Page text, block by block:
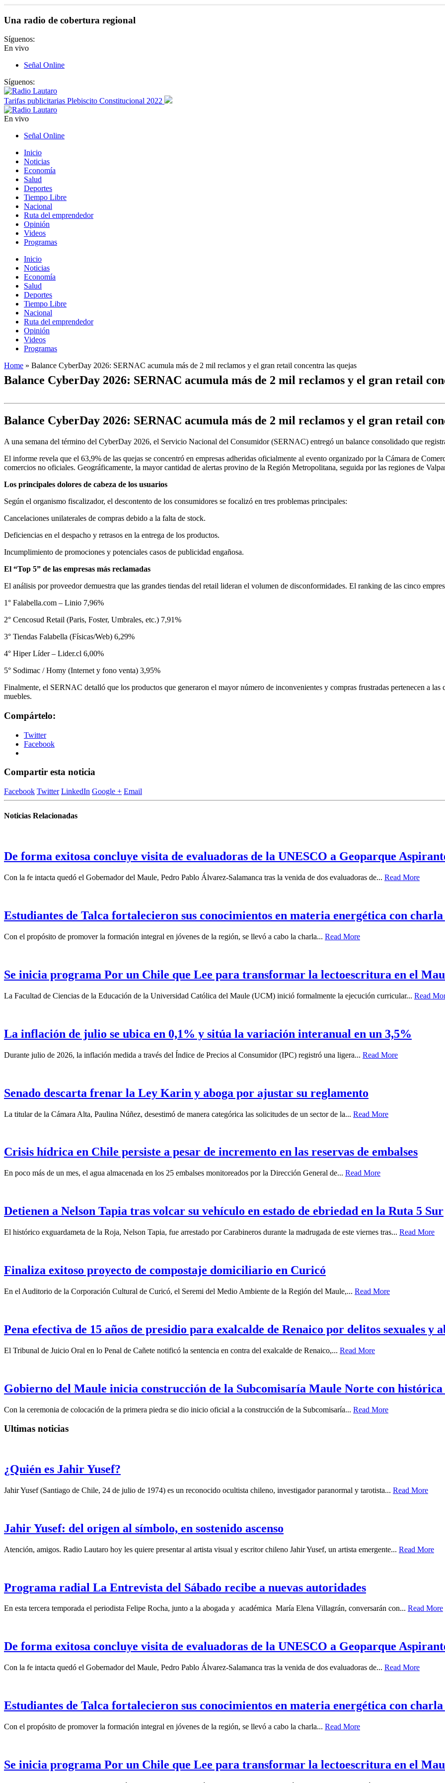
Una radio de cobertura regional
Síguenos:
En vivo
Señal Online
Síguenos:
Tarifas publicitarias Plebiscito Constitucional 2022
En vivo
Señal Online
Inicio
Noticias
Economía
Salud
Deportes
Tiempo Libre
Nacional
Ruta del emprendedor
Opinión
Videos
Programas
Inicio
Noticias
Economía
Salud
Deportes
Tiempo Libre
Nacional
Ruta del emprendedor
Opinión
Videos
Programas
Home » Balance CyberDay 2026: SERNAC acumula más de 2 mil reclamos y el gran retail concentra las quejas
Balance CyberDay 2026: SERNAC acumula más de 2 mil reclamos y el gran retail
Balance CyberDay 2026: SERNAC acumula más de 2 mil reclamos y el gran retail
A una semana del término del CyberDay 2026, el Servicio Nacional del Consumidor (SERNAC) entregó un balance consolidado que
El informe revela que el 63,9% de las quejas se concentró en empresas adheridas oficialmente al evento organizado por la Cámara de
comercios no oficiales. Geográficamente, la mayor cantidad de alertas provino de la Región Metropolitana, seguida por las regiones de
Los principales dolores de cabeza de los usuarios
Según el organismo fiscalizador, el descontento de los consumidores se focalizó en tres problemas principales:
Cancelaciones unilaterales de compras debido a la falta de stock.
Deficiencias en el despacho y retrasos en la entrega de los productos.
Incumplimiento de promociones y potenciales casos de publicidad engañosa.
El “Top 5” de las empresas más reclamadas
El análisis por proveedor demuestra que las grandes tiendas del retail lideran el volumen de disconformidades. El ranking de las cinco
1° Falabella.com – Linio 7,96%
2° Cencosud Retail (Paris, Foster, Umbrales, etc.) 7,91%
3° Tiendas Falabella (Físicas/Web) 6,29%
4° Hiper Líder – Lider.cl 6,00%
5° Sodimac / Homy (Internet y fono venta) 3,95%
Finalmente, el SERNAC detalló que los productos que generaron el mayor número de inconvenientes y compras frustradas pertenecen a las
muebles.
Compártelo:
Twitter
Facebook
Compartir esta noticia
Facebook Twitter LinkedIn Google + Email
Noticias Relacionadas
De forma exitosa concluye visita de evaluadoras de la UNESCO a Geoparque
Con la fe intacta quedó el Gobernador del Maule, Pedro Pablo Álvarez-Salamanca tras la venida de dos evaluadoras de... Read More
Estudiantes de Talca fortalecieron sus conocimientos en materia energética con
Con el propósito de promover la formación integral en jóvenes de la región, se llevó a cabo la charla... Read More
Se inicia programa Por un Chile que Lee para transformar la lectoescritura en el
La Facultad de Ciencias de la Educación de la Universidad Católica del Maule (UCM) inició formalmente la ejecución curricular... Read
La inflación de julio se ubica en 0,1% y sitúa la variación interanual en un 3,5%
Durante julio de 2026, la inflación medida a través del Índice de Precios al Consumidor (IPC) registró una ligera... Read More
Senado descarta frenar la Ley Karin y aboga por ajustar su reglamento
La titular de la Cámara Alta, Paulina Núñez, desestimó de manera categórica las solicitudes de un sector de la... Read More
Crisis hídrica en Chile persiste a pesar de incremento en las reservas de embalses
En poco más de un mes, el agua almacenada en los 25 embalses monitoreados por la Dirección General de... Read More
Detienen a Nelson Tapia tras volcar su vehículo en estado de ebriedad en la Ruta 5 Sur
El histórico exguardameta de la Roja, Nelson Tapia, fue arrestado por Carabineros durante la madrugada de este viernes tras... Read More
Finaliza exitoso proyecto de compostaje domiciliario en Curicó
En el Auditorio de la Corporación Cultural de Curicó, el Seremi del Medio Ambiente de la Región del Maule,... Read More
Pena efectiva de 15 años de presidio para exalcalde de Renaico por delitos sexuales y
El Tribunal de Juicio Oral en lo Penal de Cañete notificó la sentencia en contra del exalcalde de Renaico,... Read More
Gobierno del Maule inicia construcción de la Subcomisaría Maule Norte con
Con la ceremonia de colocación de la primera piedra se dio inicio oficial a la construcción de la Subcomisaría... Read More
Ultimas noticias
¿Quién es Jahir Yusef?
Jahir Yusef (Santiago de Chile, 24 de julio de 1974) es un reconocido ocultista chileno, investigador paranormal y tarotista... Read More
Jahir Yusef: del origen al símbolo, en sostenido ascenso
Atención, amigos. Radio Lautaro hoy les quiere presentar al artista visual y escritor chileno Jahir Yusef, un artista emergente... Read More
Programa radial La Entrevista del Sábado recibe a nuevas autoridades
En esta tercera temporada el periodista Felipe Rocha, junto a la abogada y académica María Elena Villagrán, conversarán con... Read More
De forma exitosa concluye visita de evaluadoras de la UNESCO a Geoparque
Con la fe intacta quedó el Gobernador del Maule, Pedro Pablo Álvarez-Salamanca tras la venida de dos evaluadoras de... Read More
Estudiantes de Talca fortalecieron sus conocimientos en materia energética con
Con el propósito de promover la formación integral en jóvenes de la región, se llevó a cabo la charla... Read More
Se inicia programa Por un Chile que Lee para transformar la lectoescritura en el